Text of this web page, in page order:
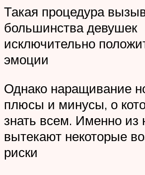
Такая процедура
большинства девушек
исключительно
эмоции
Однако наращивание
плюсы и минусы, о
знать всем. Именно из
вытекают некоторые
риски